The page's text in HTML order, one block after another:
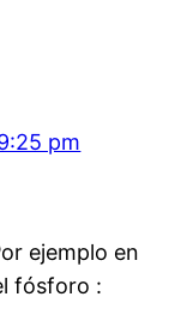
pm
ejemplo en
fósforo :